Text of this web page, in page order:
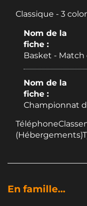
Classique - 3
Nom de la
fiche :
Basket - Match
Nom de la
fiche :
Championnat
En famille...